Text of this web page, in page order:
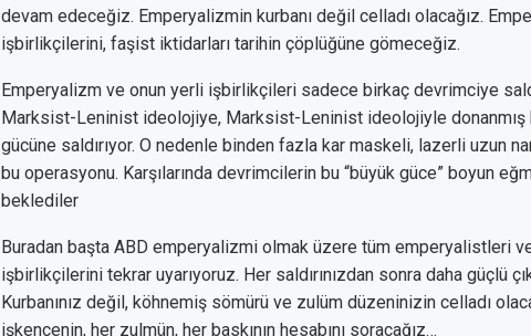
devam edeceğiz. Emperyalizmin kurbanı değil celladı olacağız.
işbirlikçilerini, faşist iktidarları tarihin çöplüğüne gömeceğiz.
Emperyalizm ve onun yerli işbirlikçileri sadece birkaç devrimciye
Marksist-Leninist ideolojiye, Marksist-Leninist ideolojiyle donanmış
gücüne saldırıyor. O nedenle binden fazla kar maskeli, lazerli uzun
bu operasyonu. Karşılarında devrimcilerin bu “büyük güce” boyun
beklediler
Buradan başta ABD emperyalizmi olmak üzere tüm emperyalistleri
işbirlikçilerini tekrar uyarıyoruz. Her saldırınızdan sonra daha güçlü
Kurbanınız değil, köhnemiş sömürü ve zulüm düzeninizin celladı
işkencenin, her zulmün, her baskının hesabını soracağız…